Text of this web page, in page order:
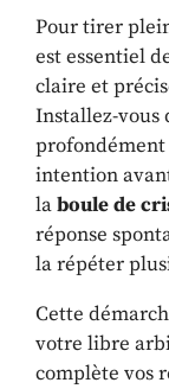
Pour tirer
est essentiel
claire et
Installez-vous
profondément
intention
laboule de
réponse
la répéter
Cette
votre libre
complète vos